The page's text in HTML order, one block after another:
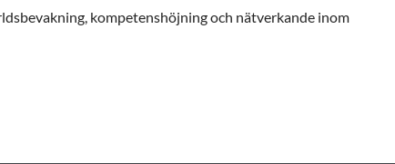
kompetenshöjning och nätverkande inom